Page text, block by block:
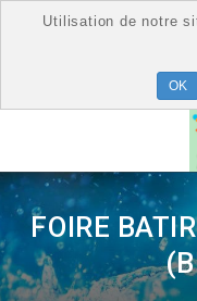
FOIRE
Utilisation de notre